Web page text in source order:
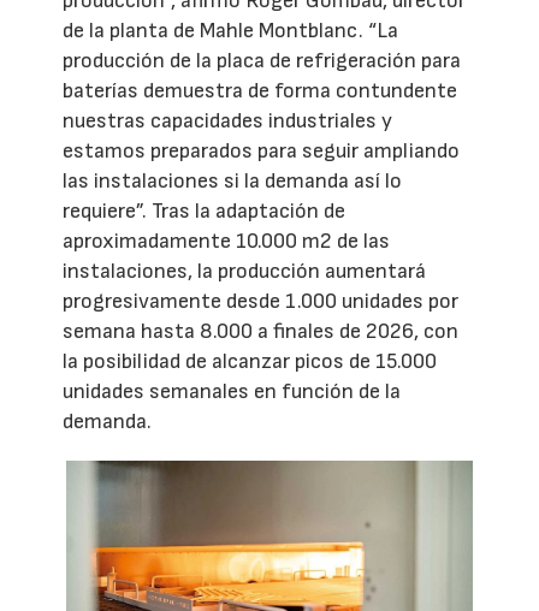
de la planta de Mahle Montblanc. “La
producción de la placa de refrigeración para
baterías demuestra de forma contundente
nuestras capacidades industriales y
estamos preparados para seguir ampliando
las instalaciones si la demanda así lo
requiere”. Tras la adaptación de
aproximadamente 10.000 m2 de las
instalaciones, la producción aumentará
progresivamente desde 1.000 unidades por
semana hasta 8.000 a finales de 2026, con
la posibilidad de alcanzar picos de 15.000
unidades semanales en función de la
demanda.